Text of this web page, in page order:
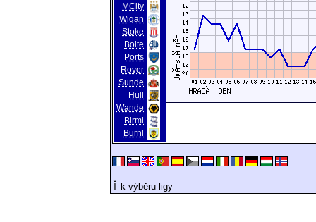
MCity
Wigan
Stoke
Bolte
Ports
Rover
Sunde
Hull
Wande
Birmi
Burnl
Ť k výběru ligy